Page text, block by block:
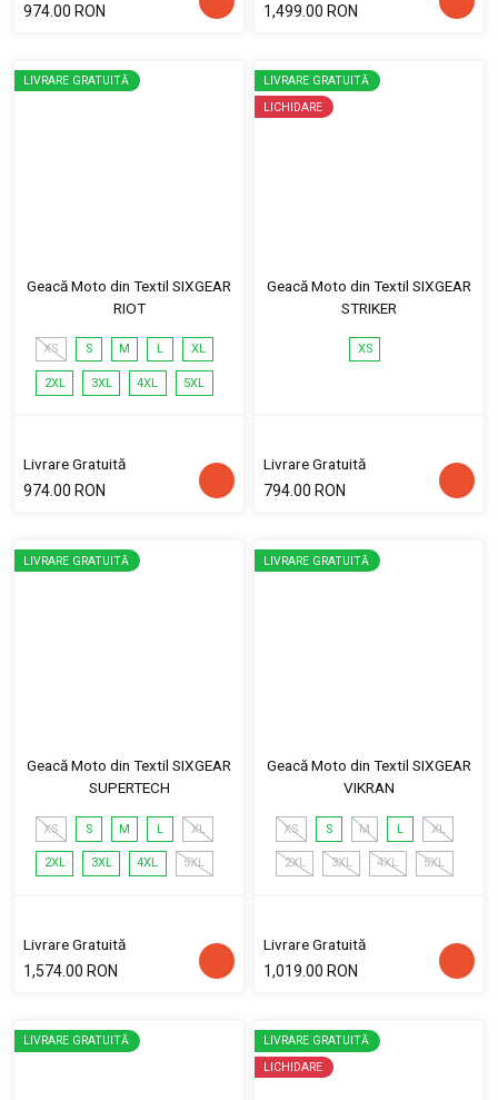
974.00 RON
1,499.00 RON
LIVRARE GRATUITĂ
Geacă Moto din Textil SIXGEAR
RIOT
XS S M L XL
2XL 3XL 4XL 5XL
Livrare Gratuită
974.00 RON
LIVRARE GRATUITĂ
LICHIDARE
Geacă Moto din Textil SIXGEAR
STRIKER
XS
Livrare Gratuită
794.00 RON
LIVRARE GRATUITĂ
Geacă Moto din Textil SIXGEAR
SUPERTECH
XS S M L XL
2XL 3XL 4XL 5XL
Livrare Gratuită
1,574.00 RON
LIVRARE GRATUITĂ
Geacă Moto din Textil SIXGEAR
VIKRAN
XS S M L XL
2XL 3XL 4XL 5XL
Livrare Gratuită
1,019.00 RON
LIVRARE GRATUITĂ
LIVRARE GRATUITĂ
LICHIDARE